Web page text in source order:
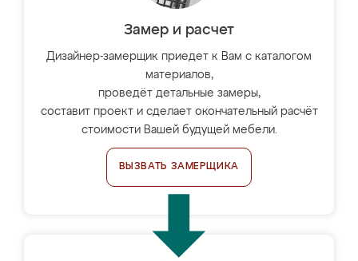
Замер и расчет
Дизайнер-замерщик приедет к Вам с каталогом
материалов,
проведёт детальные замеры,
составит проект и сделает окончательный расчёт
стоимости Вашей будущей мебели.
ВЫЗВАТЬ ЗАМЕРЩИКА